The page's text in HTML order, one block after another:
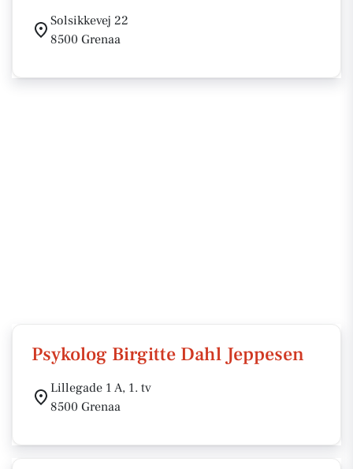
Solsikkevej 22
8500 Grenaa
Psykolog Birgitte Dahl Jeppesen
Lillegade 1 A, 1. tv
8500 Grenaa